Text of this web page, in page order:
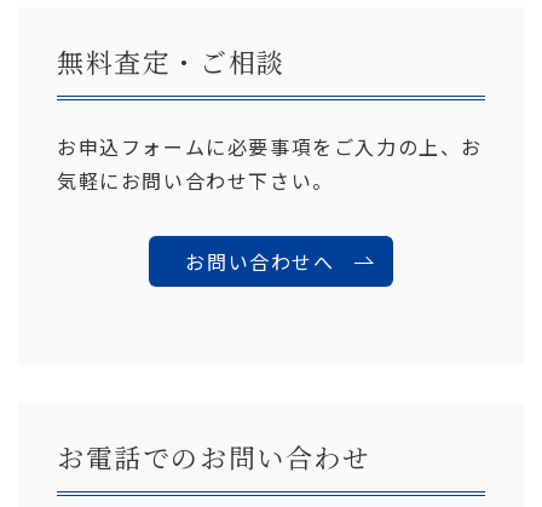
無料査定・ご相談
お申込フォームに必要事項をご入力の上、お
気軽にお問い合わせ下さい。
お問い合わせへ
お電話でのお問い合わせ